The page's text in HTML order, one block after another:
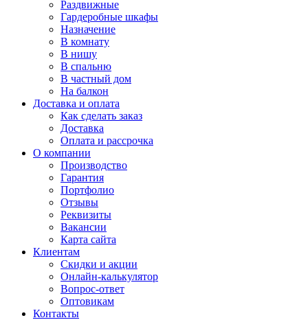
Раздвижные
Гардеробные шкафы
Назначение
В комнату
В нишу
В спальню
В частный дом
На балкон
Доставка и оплата
Как сделать заказ
Доставка
Оплата и рассрочка
О компании
Производство
Гарантия
Портфолио
Отзывы
Реквизиты
Вакансии
Карта сайта
Клиентам
Скидки и акции
Онлайн-калькулятор
Вопрос-ответ
Оптовикам
Контакты